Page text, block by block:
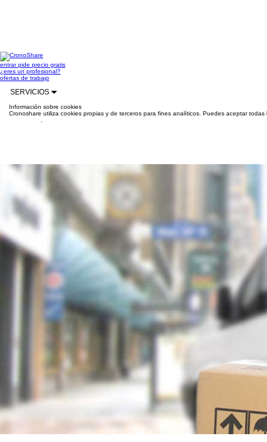
entrarpide precio gratis
¿eres un profesional?
ofertas de trabajo
SERVICIOS
Información sobre cookies
Cronoshare utiliza cookies propias y de terceros para fines analíticos. Puedes aceptar